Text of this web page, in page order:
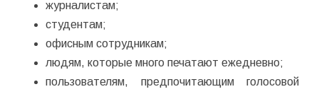
журналистам;
студентам;
офисным сотрудникам;
людям, которые много печатают ежедневно;
пользователям, предпочитающим голосовой